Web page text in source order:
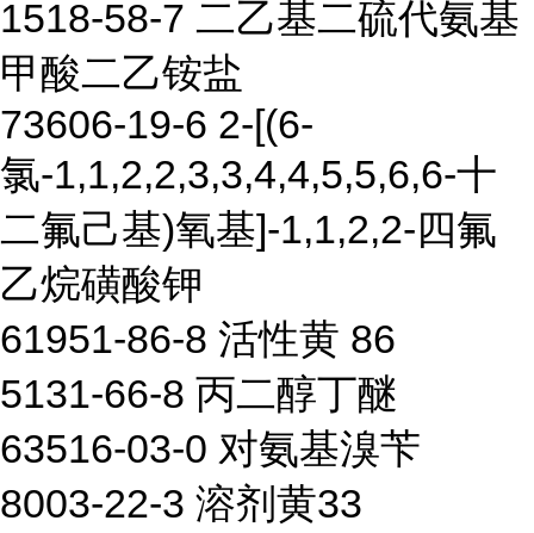
1518-58-7 二乙基二硫代氨基
甲酸二乙铵盐
73606-19-6 2-[(6-
氯-1,1,2,2,3,3,4,4,5,5,6,6-十
二氟己基)氧基]-1,1,2,2-四氟
乙烷磺酸钾
61951-86-8 活性黄 86
5131-66-8 丙二醇丁醚
63516-03-0 对氨基溴苄
8003-22-3 溶剂黄33